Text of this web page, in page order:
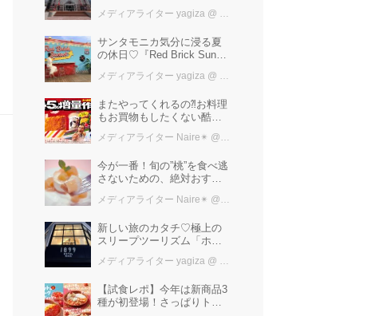
ーマパーク”！館内展示の全
メディアライター yagiza @ カワコレメディア編集部
サンタモニカ気分に浸る夏
の休日♡『Red Brick Sunset
レンガ倉庫】
メディアライター yagiza @ カワコレメディア編集部
またやってくれるの⁈お料理
もお買物もしたくない酷暑
けば増量中！！
メディアライター Naire✴︎ @ カワコレメディア編集部
今が一番！旬の”桃”を食べ逃
さないための、絶対おすす
メディアライター Naire✴︎ @ カワコレメディア編集部
新しい旅のカタチ♡極上の
スリープツーリズム「ホテ
で「ととの寝」快眠ステイ
メディアライター yagiza @ カワコレメディア編集部
【試食レポ】今年は新商品3
種が初登場！さっぱりトマ